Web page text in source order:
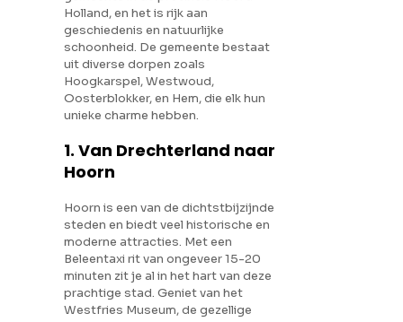
Holland, en het is rijk aan
geschiedenis en natuurlijke
schoonheid. De gemeente bestaat
uit diverse dorpen zoals
Hoogkarspel, Westwoud,
Oosterblokker, en Hem, die elk hun
unieke charme hebben.
1. Van Drechterland naar
Hoorn
Hoorn is een van de dichtstbijzijnde
steden en biedt veel historische en
moderne attracties. Met een
Beleentaxi rit van ongeveer 15-20
minuten zit je al in het hart van deze
prachtige stad. Geniet van het
Westfries Museum, de gezellige